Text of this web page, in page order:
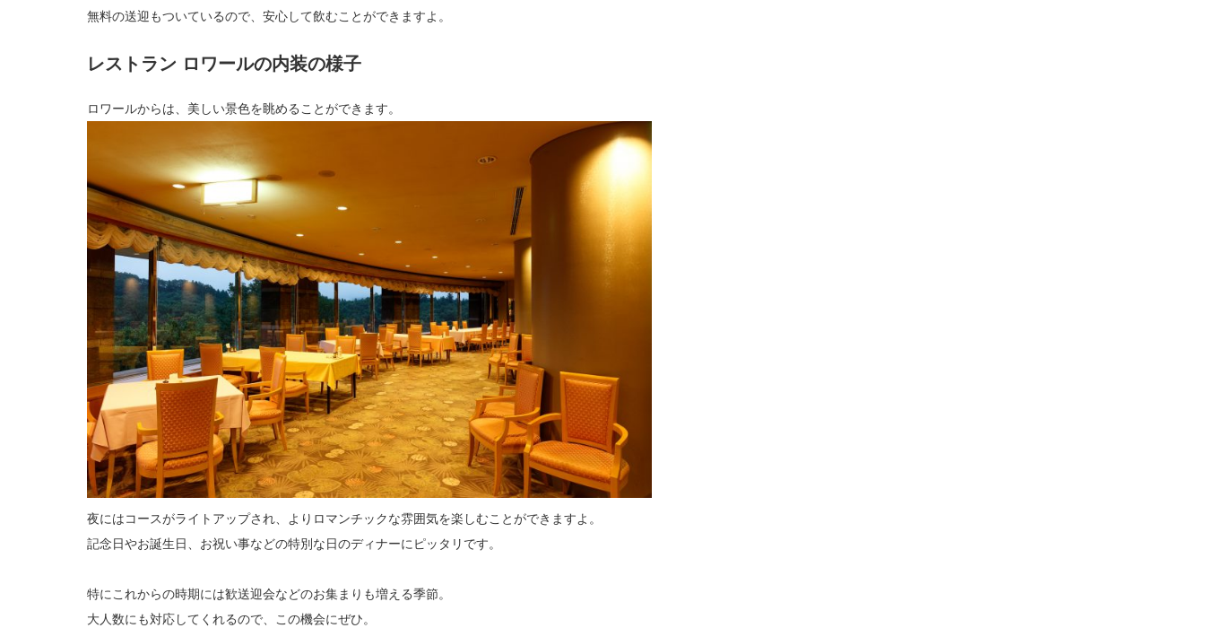
無料の送迎もついているので、安心して飲むことができますよ。
レストラン ロワールの内装の様子
ロワールからは、美しい景色を眺めることができます。
夜にはコースがライトアップされ、よりロマンチックな雰囲気を楽しむことができますよ。
記念日やお誕生日、お祝い事などの特別な日のディナーにピッタリです。
特にこれからの時期には歓送迎会などのお集まりも増える季節。
大人数にも対応してくれるので、この機会にぜひ。